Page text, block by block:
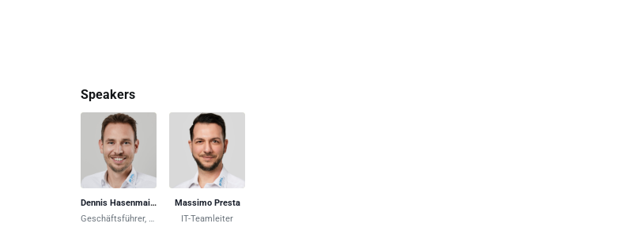
Speakers
Dennis Hasenmaier
Geschäftsführer, geprüfter IT-Projektleiter (IHK)
Massimo Presta
IT-Teamleiter